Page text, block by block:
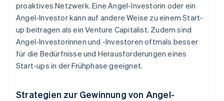
proaktives Netzwerk. Eine Angel-Investorin oder ein
Angel-Investor kann auf andere Weise zu einem Start-
up beitragen als ein Venture Capitalist. Zudem sind
Angel-Investorinnen und -Investoren oftmals besser
für die Bedürfnisse und Herausforderungen eines
Start-ups in der Frühphase geeignet.
Strategien zur Gewinnung von Angel-